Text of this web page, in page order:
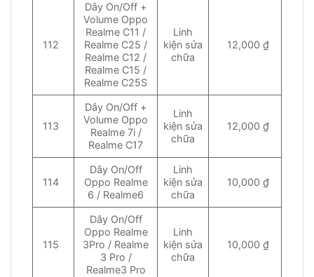
112
Dây On/Off +
Volume Oppo
Realme C11 /
Realme C25 /
Realme C12 /
Realme C15 /
Realme C25S
Linh
kiện sửa
chữa
12,000 ₫
113
Dây On/Off +
Volume Oppo
Realme 7i /
Realme C17
Linh
kiện sửa
chữa
12,000 ₫
114
Dây On/Off
Oppo Realme
6 / Realme6
Linh
kiện sửa
chữa
10,000 ₫
115
Dây On/Off
Oppo Realme
3Pro / Realme
3 Pro /
Realme3 Pro
Linh
kiện sửa
chữa
10,000 ₫